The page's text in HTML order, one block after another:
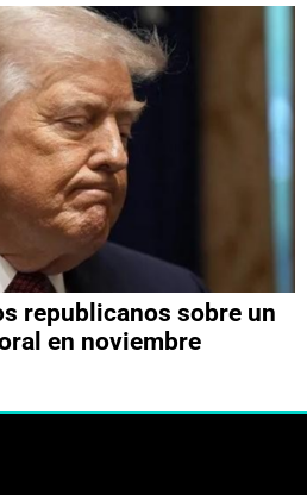
republicanos sobre un
en noviembre